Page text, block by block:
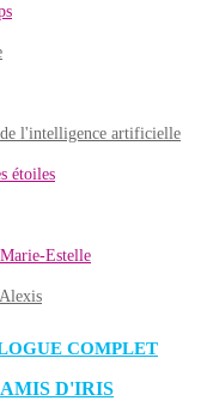
l'intelligence artificielle
étoiles
Estelle
COMPLET
AMIS D'IRIS